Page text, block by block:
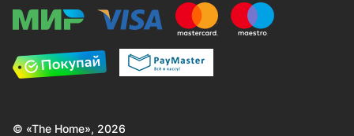
© «The Home», 2026